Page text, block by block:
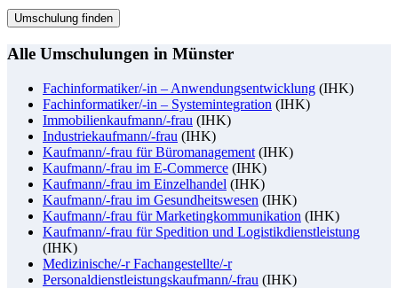
Umschulung finden
Alle Umschulungen in Münster
Fachinformatiker/-in – Anwendungsentwicklung (IHK)
Fachinformatiker/-in – Systemintegration (IHK)
Immobilienkaufmann/-frau (IHK)
Industriekaufmann/-frau (IHK)
Kaufmann/-frau für Büromanagement (IHK)
Kaufmann/-frau im E-Commerce (IHK)
Kaufmann/-frau im Einzelhandel (IHK)
Kaufmann/-frau im Gesundheitswesen (IHK)
Kaufmann/-frau für Marketingkommunikation (IHK)
Kaufmann/-frau für Spedition und Logistikdienstleistung
(IHK)
Medizinische/-r Fachangestellte/-r
Personaldienstleistungskaufmann/-frau (IHK)